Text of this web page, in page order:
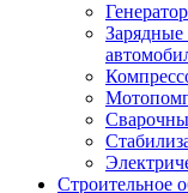
Зарядные
Строительное